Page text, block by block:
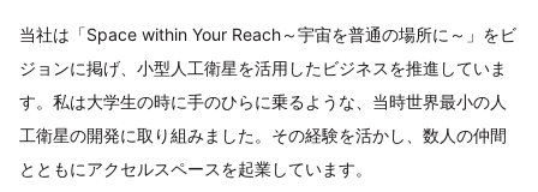
当社は「Space within Your Reach～宇宙を普通の場所に～」をビ
ジョンに掲げ、小型人工衛星を活用したビジネスを推進していま
す。私は大学生の時に手のひらに乗るような、当時世界最小の人
工衛星の開発に取り組みました。その経験を活かし、数人の仲間
とともにアクセルスペースを起業しています。